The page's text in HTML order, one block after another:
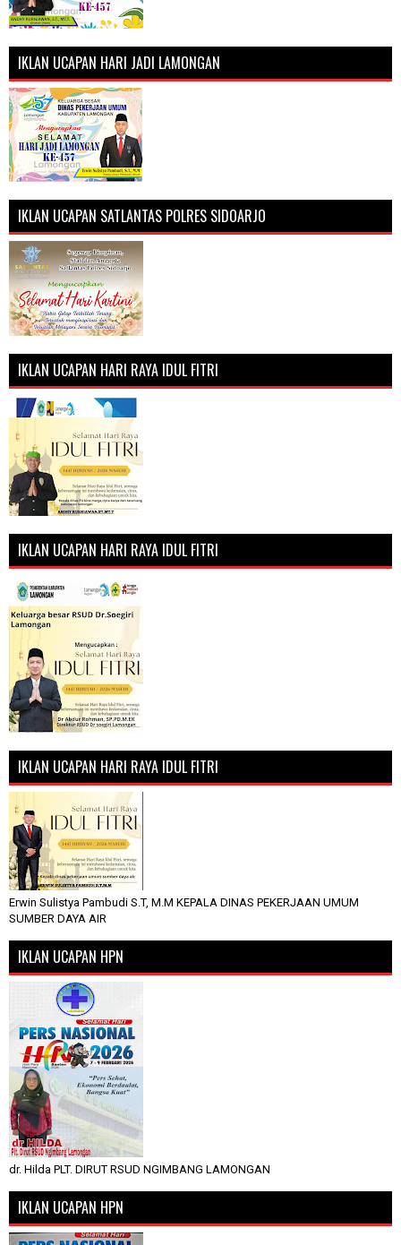
IKLAN UCAPAN HARI JADI LAMONGAN
IKLAN UCAPAN SATLANTAS POLRES SIDOARJO
IKLAN UCAPAN HARI RAYA IDUL FITRI
IKLAN UCAPAN HARI RAYA IDUL FITRI
IKLAN UCAPAN HARI RAYA IDUL FITRI
Erwin Sulistya Pambudi S.T, M.M KEPALA DINAS PEKERJAAN UMUM
SUMBER DAYA AIR
IKLAN UCAPAN HPN
dr. Hilda PLT. DIRUT RSUD NGIMBANG LAMONGAN
IKLAN UCAPAN HPN